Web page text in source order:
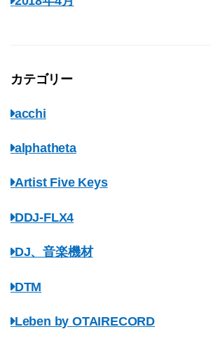
カテゴリー
acchi
alphatheta
Artist Five Keys
DDJ-FLX4
DJ、音楽機材
DTM
Leben by OTAIRECORD